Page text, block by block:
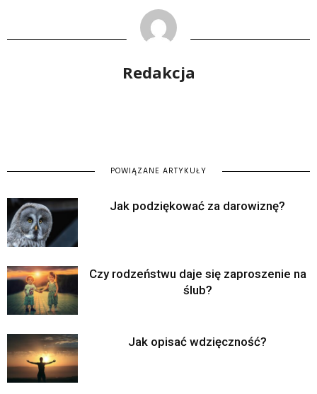
Redakcja
POWIĄZANE ARTYKUŁY
Jak podziękować za darowiznę?
Czy rodzeństwu daje się zaproszenie na
ślub?
Jak opisać wdzięczność?